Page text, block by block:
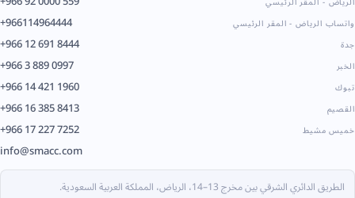
+966114964444 واتساب الرياض - المقر الرئيسي
+966 12 691 8444 جدة
+966 3 889 0997 الخبر
+966 14 421 1960 تبوك
+966 16 385 8413 القصيم
+966 17 227 7252 خميس مشيط
info@smacc.com
الطريق الدائري الشرقي بين مخرج 13–14، الرياض، المملكة العربية السعودية.